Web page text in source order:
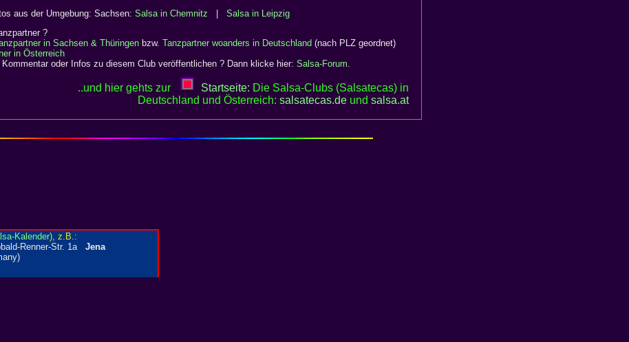
aus der Umgebung: Sachsen: Salsa in Chemnitz
Salsa in Leipzig
?
in Sachsen & Thüringen bzw. Tanzpartner woanders in Deutschland (nach PLZ geordnet)
in Österreich
oder Infos zu diesem Club veröffentlichen ? Dann klicke hier: Salsa-Forum.
..und hier gehts zur Startseite: Die Salsa-Clubs (Salsatecas) in
Deutschland und Österreich: salsatecas.de und salsa.at